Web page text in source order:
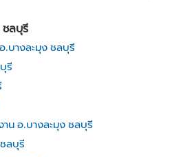
ชลบุรี
.บางละมุง ชลบุรี
รี
าน อ.บางละมุง ชลบุรี
ชลบุรี